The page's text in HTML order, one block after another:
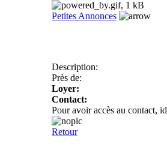
Petites Annonces
Description:
Près de:
Loyer:
Contact:
Pour avoir accès au contact,
Retour